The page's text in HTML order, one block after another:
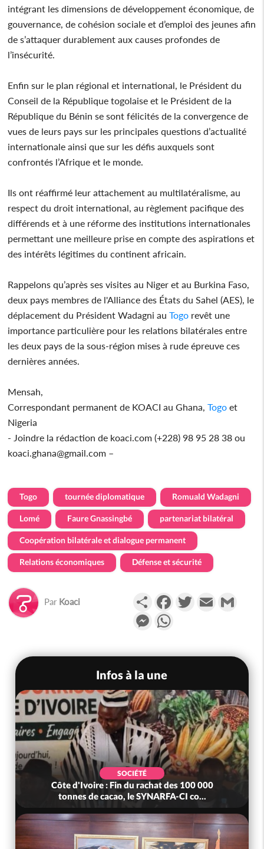
intégrant les dimensions de développement économique, de
gouvernance, de cohésion sociale et d’emploi des jeunes afin
de s’attaquer durablement aux causes profondes de
l’insécurité.
Enfin sur le plan régional et international, le Président du
Conseil de la République togolaise et le Président de la
République du Bénin se sont félicités de la convergence de
vues de leurs pays sur les principales questions d’actualité
internationale ainsi que sur les défis auxquels sont
confrontés l’Afrique et le monde.
Ils ont réaffirmé leur attachement au multilatéralisme, au
respect du droit international, au règlement pacifique des
différends et à une réforme des institutions internationales
permettant une meilleure prise en compte des aspirations et
des intérêts légitimes du continent africain.
Rappelons qu’après ses visites au Niger et au Burkina Faso,
deux pays membres de l'Alliance des États du Sahel (AES), le
déplacement du Président Wadagni auTogo revêt une
importance particulière pour les relations bilatérales entre
les deux pays de la sous-région mises à rude épreuve ces
dernières années.
Mensah,
Correspondant permanent de KOACI au Ghana,Togo et
Nigeria
- Joindre la rédaction de koaci.com (+228) 98 95 28 38 ou
koaci.ghana@gmail.com –
Togo tournée diplomatique Romuald Wadagni
Lomé Faure Gnassingbé partenariat bilatéral
Coopération bilatérale et dialogue permanent
Relations économiques Défense et sécurité
Par Koaci PartagerFacebookTwitterEmail
Messenger
Infos à la une
SOCIÉTÉ
Côte d'Ivoire : Fin du rachat des 100 000
tonnes de cacao, le SYNARFA-CI co...